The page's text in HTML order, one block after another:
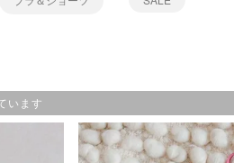
います